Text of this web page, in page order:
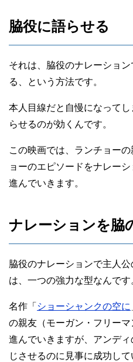
脇役に語らせる
それは、脇役のナレーショ
る、という方法です。
本人目線だと自慢になって
らせるのが効くんです。
この映画では、ランチョー
ョーのエピソードをナレー
進んでいきます。
ナレーションを脇
脇役のナレーションで主人
は、一つの強力な型なんです
名作「 ショーシャンクの空に
の親友（モーガン・フリー
進んでいきますが、アンデ
じさせるのに見事に成功して